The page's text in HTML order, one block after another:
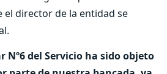
el director de la entidad se
Nº6 del Servicio ha sido objeto